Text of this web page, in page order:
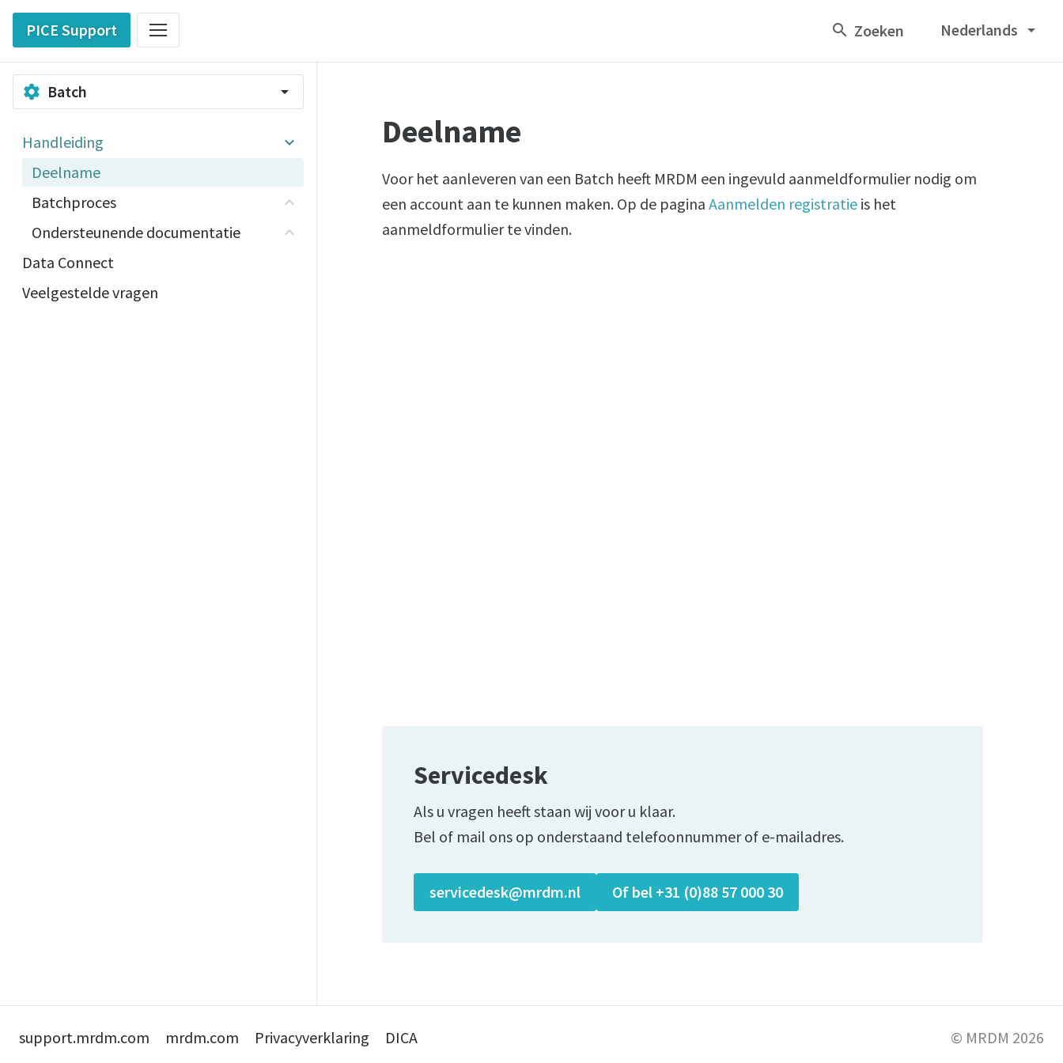
PICE Support Nederlands arrow_drop_down
settings Batch arrow_drop_down
Handleiding
Deelname
Batchproces
Ondersteunende documentatie
Data Connect
Veelgestelde vragen
Deelname
Voor het aanleveren van een Batch heeft MRDM een ingevuld aanmeldformulier nodig om
een account aan te kunnen maken. Op de paginaAanmelden registratie is het
aanmeldformulier te vinden.
Servicedesk
Als u vragen heeft staan wij voor u klaar.
Bel of mail ons op onderstaand telefoonnummer of e-mailadres.
servicedesk@mrdm.nl Of bel +31 (0)88 57 000 30
support.mrdm.com mrdm.com Privacyverklaring DICA © MRDM 2026